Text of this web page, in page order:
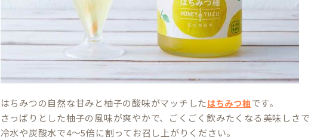
はちみつの自然な甘みと柚子の酸味がマッチしたはちみつ柚です。
さっぱりとした柚子の風味が爽やかで、ごくごく飲みたくなる美味しさ
冷水や炭酸水で4～5倍に割ってお召し上がりください。